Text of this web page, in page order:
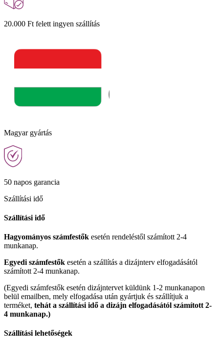
20.000 Ft felett ingyen szállítás
Magyar gyártás
50 napos garancia
Szállítási idő
Szállítási idő
Hagyományos számfestők esetén rendeléstől számított 2-4
munkanap.
Egyedi számfestők esetén a szállítás a dizájnterv elfogadásától
számított 2-4 munkanap.
(Egyedi számfestők esetén dizájntervet küldünk 1-2 munkanapon
belül emailben, mely elfogadása után gyártjuk és szállítjuk a
terméket, tehát a szállítási idő a dizájn elfogadásától számított 2-
4 munkanap.)
Szállítási lehetőségek